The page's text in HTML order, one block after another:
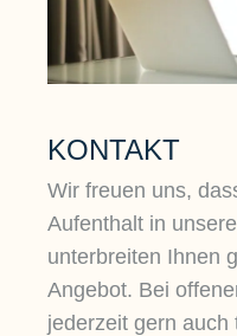
KONTAKT
Wir freuen uns,
Aufenthalt in
unterbreiten Ihnen
Angebot. Bei
jederzeit gern auch